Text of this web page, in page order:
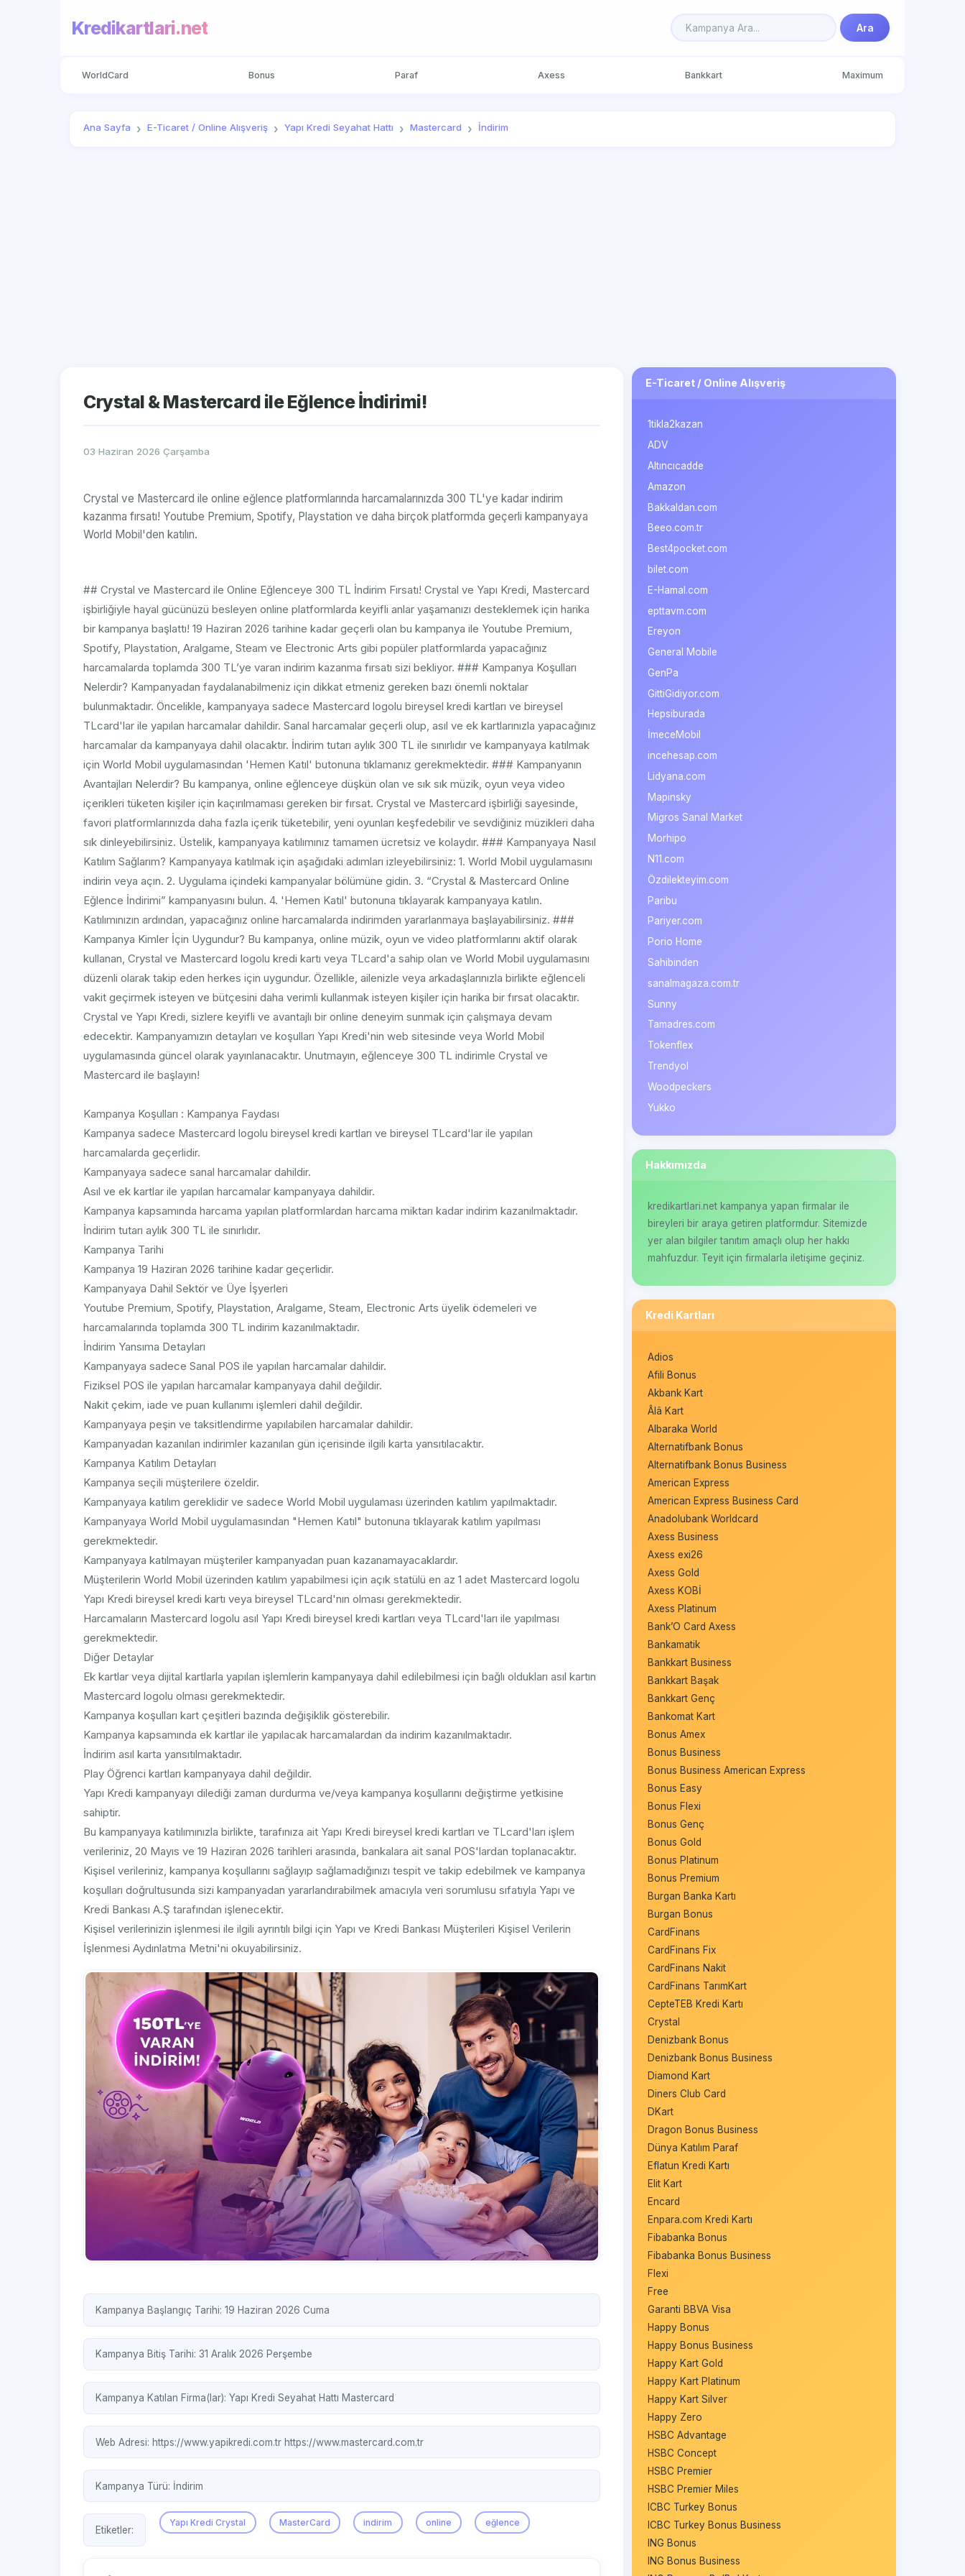
Kredikartlari.net Ara
WorldCard Bonus Paraf Axess Bankkart Maximum
Ana Sayfa E-Ticaret / Online Alışveriş Yapı Kredi Seyahat Hattı Mastercard İndirim
Crystal & Mastercard ile Eğlence İndirimi!
03 Haziran 2026 Çarşamba
Crystal ve Mastercard ile online eğlence platformlarında harcamalarınızda 300 TL'ye kadar indirim
kazanma fırsatı! Youtube Premium, Spotify, Playstation ve daha birçok platformda geçerli kampanyaya
World Mobil'den katılın.
## Crystal ve Mastercard ile Online Eğlenceye 300 TL İndirim Fırsatı! Crystal ve Yapı Kredi, Mastercard
işbirliğiyle hayal gücünüzü besleyen online platformlarda keyifli anlar yaşamanızı desteklemek için harika
bir kampanya başlattı! 19 Haziran 2026 tarihine kadar geçerli olan bu kampanya ile Youtube Premium,
Spotify, Playstation, Aralgame, Steam ve Electronic Arts gibi popüler platformlarda yapacağınız
harcamalarda toplamda 300 TL’ye varan indirim kazanma fırsatı sizi bekliyor. ### Kampanya Koşulları
Nelerdir? Kampanyadan faydalanabilmeniz için dikkat etmeniz gereken bazı önemli noktalar
bulunmaktadır. Öncelikle, kampanyaya sadece Mastercard logolu bireysel kredi kartları ve bireysel
TLcard'lar ile yapılan harcamalar dahildir. Sanal harcamalar geçerli olup, asıl ve ek kartlarınızla yapacağınız
harcamalar da kampanyaya dahil olacaktır. İndirim tutarı aylık 300 TL ile sınırlıdır ve kampanyaya katılmak
için World Mobil uygulamasından 'Hemen Katıl' butonuna tıklamanız gerekmektedir. ### Kampanyanın
Avantajları Nelerdir? Bu kampanya, online eğlenceye düşkün olan ve sık sık müzik, oyun veya video
içerikleri tüketen kişiler için kaçırılmaması gereken bir fırsat. Crystal ve Mastercard işbirliği sayesinde,
favori platformlarınızda daha fazla içerik tüketebilir, yeni oyunları keşfedebilir ve sevdiğiniz müzikleri daha
sık dinleyebilirsiniz. Üstelik, kampanyaya katılımınız tamamen ücretsiz ve kolaydır. ### Kampanyaya Nasıl
Katılım Sağlarım? Kampanyaya katılmak için aşağıdaki adımları izleyebilirsiniz: 1. World Mobil uygulamasını
indirin veya açın. 2. Uygulama içindeki kampanyalar bölümüne gidin. 3. “Crystal & Mastercard Online
Eğlence İndirimi” kampanyasını bulun. 4. 'Hemen Katıl' butonuna tıklayarak kampanyaya katılın.
Katılımınızın ardından, yapacağınız online harcamalarda indirimden yararlanmaya başlayabilirsiniz. ###
Kampanya Kimler İçin Uygundur? Bu kampanya, online müzik, oyun ve video platformlarını aktif olarak
kullanan, Crystal ve Mastercard logolu kredi kartı veya TLcard'a sahip olan ve World Mobil uygulamasını
düzenli olarak takip eden herkes için uygundur. Özellikle, ailenizle veya arkadaşlarınızla birlikte eğlenceli
vakit geçirmek isteyen ve bütçesini daha verimli kullanmak isteyen kişiler için harika bir fırsat olacaktır.
Crystal ve Yapı Kredi, sizlere keyifli ve avantajlı bir online deneyim sunmak için çalışmaya devam
edecektir. Kampanyamızın detayları ve koşulları Yapı Kredi'nin web sitesinde veya World Mobil
uygulamasında güncel olarak yayınlanacaktır. Unutmayın, eğlenceye 300 TL indirimle Crystal ve
Mastercard ile başlayın!
Kampanya Koşulları : Kampanya Faydası
Kampanya sadece Mastercard logolu bireysel kredi kartları ve bireysel TLcard'lar ile yapılan
harcamalarda geçerlidir.
Kampanyaya sadece sanal harcamalar dahildir.
Asıl ve ek kartlar ile yapılan harcamalar kampanyaya dahildir.
Kampanya kapsamında harcama yapılan platformlardan harcama miktarı kadar indirim kazanılmaktadır.
İndirim tutarı aylık 300 TL ile sınırlıdır.
Kampanya Tarihi
Kampanya 19 Haziran 2026 tarihine kadar geçerlidir.
Kampanyaya Dahil Sektör ve Üye İşyerleri
Youtube Premium, Spotify, Playstation, Aralgame, Steam, Electronic Arts üyelik ödemeleri ve
harcamalarında toplamda 300 TL indirim kazanılmaktadır.
İndirim Yansıma Detayları
Kampanyaya sadece Sanal POS ile yapılan harcamalar dahildir.
Fiziksel POS ile yapılan harcamalar kampanyaya dahil değildir.
Nakit çekim, iade ve puan kullanımı işlemleri dahil değildir.
Kampanyaya peşin ve taksitlendirme yapılabilen harcamalar dahildir.
Kampanyadan kazanılan indirimler kazanılan gün içerisinde ilgili karta yansıtılacaktır.
Kampanya Katılım Detayları
Kampanya seçili müşterilere özeldir.
Kampanyaya katılım gereklidir ve sadece World Mobil uygulaması üzerinden katılım yapılmaktadır.
Kampanyaya World Mobil uygulamasından "Hemen Katıl" butonuna tıklayarak katılım yapılması
gerekmektedir.
Kampanyaya katılmayan müşteriler kampanyadan puan kazanamayacaklardır.
Müşterilerin World Mobil üzerinden katılım yapabilmesi için açık statülü en az 1 adet Mastercard logolu
Yapı Kredi bireysel kredi kartı veya bireysel TLcard'nın olması gerekmektedir.
Harcamaların Mastercard logolu asıl Yapı Kredi bireysel kredi kartları veya TLcard'ları ile yapılması
gerekmektedir.
Diğer Detaylar
Ek kartlar veya dijital kartlarla yapılan işlemlerin kampanyaya dahil edilebilmesi için bağlı oldukları asıl kartın
Mastercard logolu olması gerekmektedir.
Kampanya koşulları kart çeşitleri bazında değişiklik gösterebilir.
Kampanya kapsamında ek kartlar ile yapılacak harcamalardan da indirim kazanılmaktadır.
İndirim asıl karta yansıtılmaktadır.
Play Öğrenci kartları kampanyaya dahil değildir.
Yapı Kredi kampanyayı dilediği zaman durdurma ve/veya kampanya koşullarını değiştirme yetkisine
sahiptir.
Bu kampanyaya katılımınızla birlikte, tarafınıza ait Yapı Kredi bireysel kredi kartları ve TLcard'ları işlem
verileriniz, 20 Mayıs ve 19 Haziran 2026 tarihleri arasında, bankalara ait sanal POS'lardan toplanacaktır.
Kişisel verileriniz, kampanya koşullarını sağlayıp sağlamadığınızı tespit ve takip edebilmek ve kampanya
koşulları doğrultusunda sizi kampanyadan yararlandırabilmek amacıyla veri sorumlusu sıfatıyla Yapı ve
Kredi Bankası A.Ş tarafından işlenecektir.
Kişisel verilerinizin işlenmesi ile ilgili ayrıntılı bilgi için Yapı ve Kredi Bankası Müşterileri Kişisel Verilerin
İşlenmesi Aydınlatma Metni'ni okuyabilirsiniz.
Kampanya Başlangıç Tarihi: 19 Haziran 2026 Cuma
Kampanya Bitiş Tarihi: 31 Aralık 2026 Perşembe
Kampanya Katılan Firma(lar): Yapı Kredi Seyahat Hattı Mastercard
Web Adresi: https://www.yapikredi.com.tr https://www.mastercard.com.tr
Kampanya Türü: İndirim
Etiketler:
Yapı Kredi Crystal MasterCard indirim online eğlence
E-Ticaret / Online Alışveriş
1tikla2kazan
ADV
Altıncıcadde
Amazon
Bakkaldan.com
Beeo.com.tr
Best4pocket.com
bilet.com
E-Hamal.com
epttavm.com
Ereyon
General Mobile
GenPa
GittiGidiyor.com
Hepsiburada
İmeceMobil
incehesap.com
Lidyana.com
Mapinsky
Migros Sanal Market
Morhipo
N11.com
Özdilekteyim.com
Paribu
Pariyer.com
Porio Home
Sahibinden
sanalmagaza.com.tr
Sunny
Tamadres.com
Tokenflex
Trendyol
Woodpeckers
Yukko
Hakkımızda
kredikartlari.net kampanya yapan firmalar ile
bireyleri bir araya getiren platformdur. Sitemizde
yer alan bilgiler tanıtım amaçlı olup her hakkı
mahfuzdur. Teyit için firmalarla iletişime geçiniz.
Kredi Kartları
Adios
Afili Bonus
Akbank Kart
Âlâ Kart
Albaraka World
Alternatifbank Bonus
Alternatifbank Bonus Business
American Express
American Express Business Card
Anadolubank Worldcard
Axess Business
Axess exi26
Axess Gold
Axess KOBİ
Axess Platinum
Bank’O Card Axess
Bankamatik
Bankkart Business
Bankkart Başak
Bankkart Genç
Bankomat Kart
Bonus Amex
Bonus Business
Bonus Business American Express
Bonus Easy
Bonus Flexi
Bonus Genç
Bonus Gold
Bonus Platinum
Bonus Premium
Burgan Banka Kartı
Burgan Bonus
CardFinans
CardFinans Fix
CardFinans Nakit
CardFinans TarımKart
CepteTEB Kredi Kartı
Crystal
Denizbank Bonus
Denizbank Bonus Business
Diamond Kart
Diners Club Card
DKart
Dragon Bonus Business
Dünya Katılım Paraf
Eflatun Kredi Kartı
Elit Kart
Encard
Enpara.com Kredi Kartı
Fibabanka Bonus
Fibabanka Bonus Business
Flexi
Free
Garanti BBVA Visa
Happy Bonus
Happy Bonus Business
Happy Kart Gold
Happy Kart Platinum
Happy Kart Silver
Happy Zero
HSBC Advantage
HSBC Concept
HSBC Premier
HSBC Premier Miles
ICBC Turkey Bonus
ICBC Turkey Bonus Business
ING Bonus
ING Bonus Business